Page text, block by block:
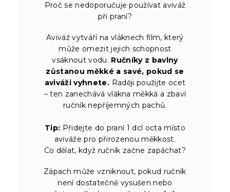
Proč se nedoporučuje používat aviváž
při praní?
Aviváž vytváří na vláknech film, který
může omezit jejich schopnost
vsáknout vodu. Ručníky z bavlny
zůstanou měkké a savé, pokud se
aviváži vyhnete. Raději použijte ocet
– ten zanechává vlákna měkká a zbaví
ručník nepříjemných pachů.
Tip: Přidejte do praní 1 dcl octa místo
aviváže pro přirozenou měkkost.
Co dělat, když ručník začne zapáchat?
Zápach může vzniknout, pokud ručník
není dostatečně vysušen nebo